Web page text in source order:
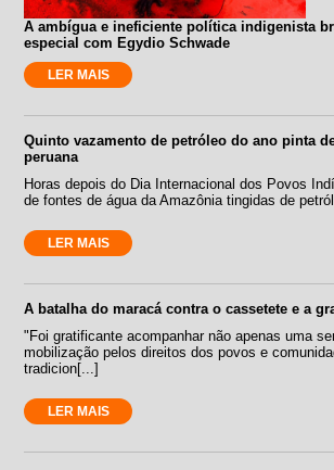
A ambígua e ineficiente política indigenista
especial com Egydio Schwade
LER MAIS
Quinto vazamento de petróleo do ano pinta
peruana
Horas depois do Dia Internacional dos Povos
de fontes de água da Amazônia tingidas de
LER MAIS
A batalha do maracá contra o cassetete e a
"Foi gratificante acompanhar não apenas uma
mobilização pelos direitos dos povos e
tradicion[...]
LER MAIS